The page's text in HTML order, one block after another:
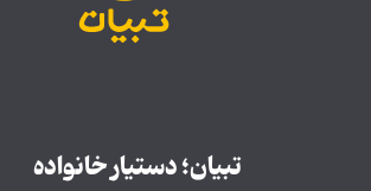
تبیان؛ دستیار خانواده